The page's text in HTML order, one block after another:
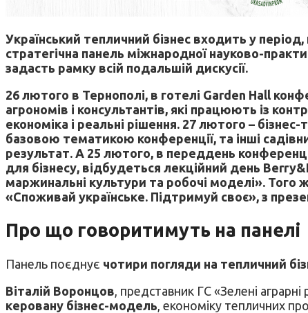
Український тепличний бізнес входить у
стратегічна панель міжнародної науково-
задасть рамку всій подальшій дискусії.
26 лютого в Тернополі, в готелі Garden Hall
агрономів і консультантів, які працюють із
економіка і реальні рішення. 27 лютого –
базовою тематикою конференції, та інші
результат. А 25 лютого, в переддень
для бізнесу, відбудеться лекційний день
маржинальні культури та робочі моделі». Того
«Споживай українське. Підтримуй своє», з
Про що говоритимуть на панелі
Панель поєднує чотири погляди на тепличний
Віталій Воронцов , представник ГС «Зелені
керовану бізнес-модель , економіку тепличних